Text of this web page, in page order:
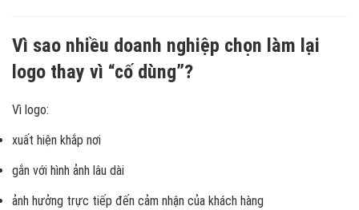
Vì sao nhiều doanh nghiệp chọn làm lại
logo thay vì “cố dùng”?
Vì logo:
xuất hiện khắp nơi
gắn với hình ảnh lâu dài
ảnh hưởng trực tiếp đến cảm nhận của khách hàng